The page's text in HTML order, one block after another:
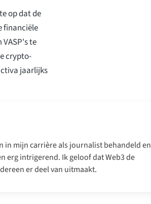
op dat de
financiële
te
crypto-
jaarlijks
in mijn carrière als journalist behandeld en
erg intrigerend. Ik geloof dat Web3 de
er deel van uitmaakt.